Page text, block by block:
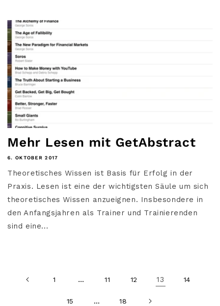
Mehr Lesen mit GetAbstract
6. OKTOBER 2017
Theoretisches Wissen ist Basis für Erfolg in der
Praxis. Lesen ist eine der wichtigsten Säule um sich
theoretisches Wissen anzueignen. Insbesondere in
den Anfangsjahren als Trainer und Trainierenden
sind eine...
1 … 11 12 13 14
15 … 18